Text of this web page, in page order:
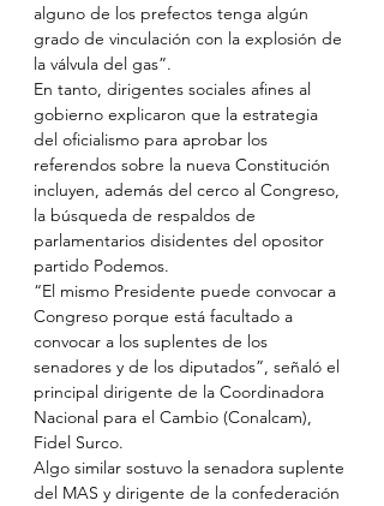
alguno de los prefectos tenga algún
grado de vinculación con la explosión de
la válvula del gas”.
En tanto, dirigentes sociales afines al
gobierno explicaron que la estrategia
del oficialismo para aprobar los
referendos sobre la nueva Constitución
incluyen, además del cerco al Congreso,
la búsqueda de respaldos de
parlamentarios disidentes del opositor
partido Podemos.
“El mismo Presidente puede convocar a
Congreso porque está facultado a
convocar a los suplentes de los
senadores y de los diputados”, señaló el
principal dirigente de la Coordinadora
Nacional para el Cambio (Conalcam),
Fidel Surco.
Algo similar sostuvo la senadora suplente
del MAS y dirigente de la confederación